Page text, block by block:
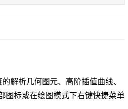
解析几何图元、高阶插值曲线、
图标或在绘图模式下右键快捷菜单